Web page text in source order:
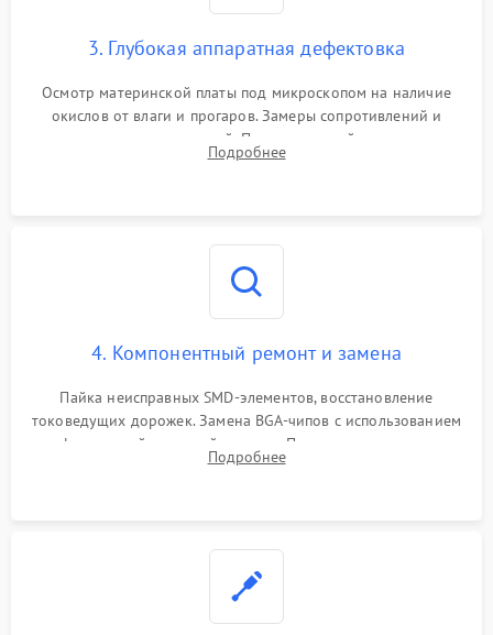
3. Глубокая аппаратная дефектовка
Осмотр материнской платы под микроскопом на наличие
окислов от влаги и прогаров. Замеры сопротивлений и
дежурных напряжений. Проверка цепей питания,
мультиконтроллера, процессора и видеочипа.
Подробнее
4. Компонентный ремонт и замена
Пайка неисправных SMD-элементов, восстановление
токоведущих дорожек. Замена BGA-чипов с использованием
инфракрасной паяльной станции. Прошивка микросхемы
BIOS или замена поврежденных портов USB
Подробнее